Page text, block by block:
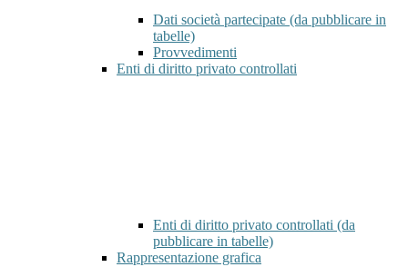
Dati società partecipate (da pubblicare in
tabelle)
Provvedimenti
Enti di diritto privato controllati
Enti di diritto privato controllati (da
pubblicare in tabelle)
Rappresentazione grafica